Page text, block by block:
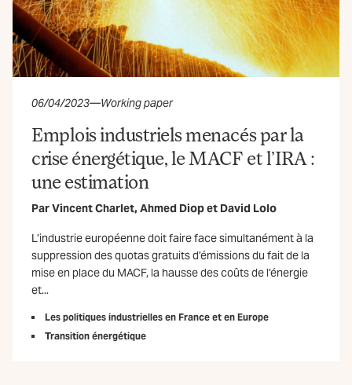
06/04/2023—Working paper
Emplois industriels menacés par la
crise énergétique, le MACF et l’IRA :
une estimation
ParVincent Charlet,Ahmed Diopet David Lolo
L’industrie européenne doit faire face simultanément à la
suppression des quotas gratuits d’émissions du fait de la
mise en place du MACF, la hausse des coûts de l’énergie
et...
Les politiques industrielles en France et en Europe
Transition énergétique